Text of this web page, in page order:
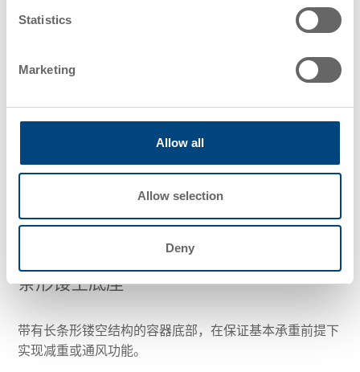
Statistics
Marketing
Allow all
Allow selection
Deny
产品追踪与识别。
条形孔侧壁
带有规则穿孔的容器侧壁设计，在保持结构强度的同时实
条形镂空底座
带有长条形镂空结构的容器底部，在保证基本承重前提下
实现减重或通风功能。